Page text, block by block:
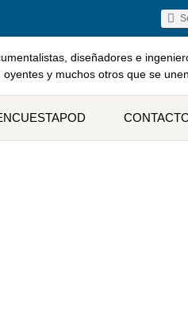
diseñadores e
oyentes y muchos otros que se